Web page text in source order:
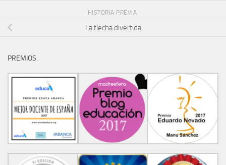
HISTORIA PREVIA
La flecha divertida
PREMIOS: